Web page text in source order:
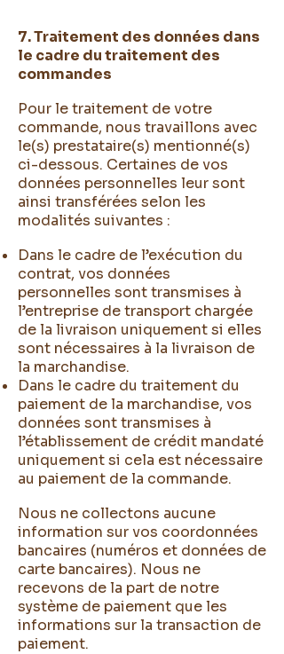
7. Traitement des données dans
le cadre du traitement des
commandes
Pour le traitement de votre
commande, nous travaillons avec
le(s) prestataire(s) mentionné(s)
ci-dessous. Certaines de vos
données personnelles leur sont
ainsi transférées selon les
modalités suivantes :
Dans le cadre de l’exécution du
contrat, vos données
personnelles sont transmises à
l’entreprise de transport chargée
de la livraison uniquement si elles
sont nécessaires à la livraison de
la marchandise.
Dans le cadre du traitement du
paiement de la marchandise, vos
données sont transmises à
l’établissement de crédit mandaté
uniquement si cela est nécessaire
au paiement de la commande.
Nous ne collectons aucune
information sur vos coordonnées
bancaires (numéros et données de
carte bancaires). Nous ne
recevons de la part de notre
système de paiement que les
informations sur la transaction de
paiement.